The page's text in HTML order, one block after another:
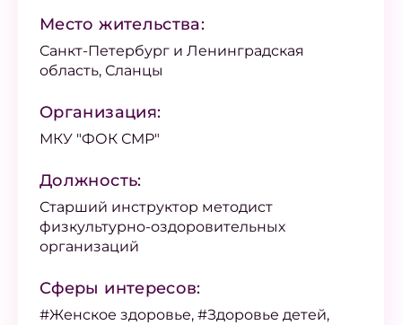
Место жительства:
Санкт-Петербург и Ленинградская
область, Сланцы
Организация:
МКУ "ФОК СМР"
Должность:
Старший инструктор методист
физкультурно-оздоровительных
организаций
Сферы интересов:
#Женское здоровье, #Здоровье детей,